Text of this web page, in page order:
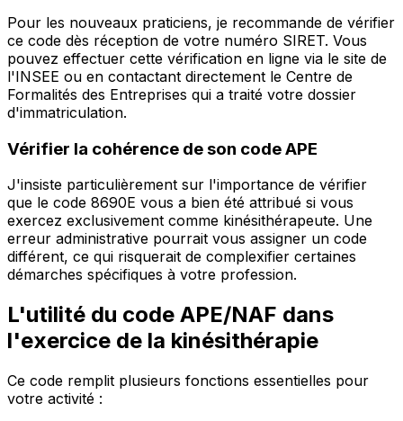
Pour les nouveaux praticiens, je recommande de vérifier
ce code dès réception de votre numéro SIRET. Vous
pouvez effectuer cette vérification en ligne via le site de
l'INSEE ou en contactant directement le Centre de
Formalités des Entreprises qui a traité votre dossier
d'immatriculation.
Vérifier la cohérence de son code APE
J'insiste particulièrement sur l'importance de vérifier
que le code 8690E vous a bien été attribué si vous
exercez exclusivement comme kinésithérapeute. Une
erreur administrative pourrait vous assigner un code
différent, ce qui risquerait de complexifier certaines
démarches spécifiques à votre profession.
L'utilité du code APE/NAF dans
l'exercice de la kinésithérapie
Ce code remplit plusieurs fonctions essentielles pour
votre activité :